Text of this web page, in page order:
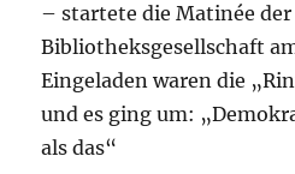
– startete die Matinée der
Bibliotheksgesellschaft
Eingeladen waren die
und es ging um:
als das“